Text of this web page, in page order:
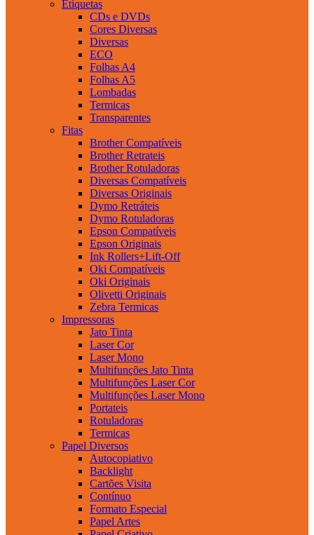
Etiquetas
CDs e DVDs
Cores Diversas
Diversas
ECO
Folhas A4
Folhas A5
Lombadas
Termicas
Transparentes
Fitas
Brother Compatíveis
Brother Retrateis
Brother Rotuladoras
Diversas Compatíveis
Diversas Originais
Dymo Retráteis
Dymo Rotuladoras
Epson Compatíveis
Epson Originais
Ink Rollers+Lift-Off
Oki Compatíveis
Oki Originais
Olivetti Originais
Zebra Termicas
Impressoras
Jato Tinta
Laser Cor
Laser Mono
Multifunções Jato Tinta
Multifunções Laser Cor
Multifunções Laser Mono
Portateis
Rotuladoras
Termicas
Papel Diversos
Autocopiativo
Backlight
Cartões Visita
Contínuo
Formato Especial
Papel Artes